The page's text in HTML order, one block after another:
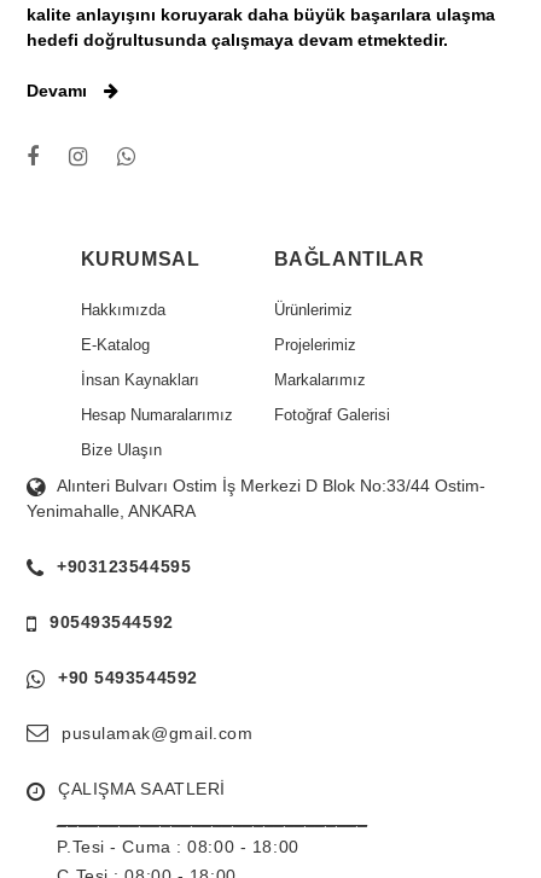
kalite anlayışını koruyarak daha büyük başarılara ulaşma
hedefi doğrultusunda çalışmaya devam etmektedir.
Devamı
KURUMSAL
Hakkımızda
E-Katalog
İnsan Kaynakları
Hesap Numaralarımız
Bize Ulaşın
BAĞLANTILAR
Ürünlerimiz
Projelerimiz
Markalarımız
Fotoğraf Galerisi
Alınteri Bulvarı Ostim İş Merkezi D Blok No:33/44 Ostim-
Yenimahalle, ANKARA
+903123544595
905493544592
+90 5493544592
pusulamak@gmail.com
ÇALIŞMA SAATLERİ
P.Tesi - Cuma : 08:00 - 18:00